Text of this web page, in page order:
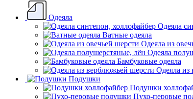
Одеяла
Одеяла
Ватные одеяла
Одеяла из
Одеяла
Бамбуковые одеяла
Одеяла из
Подушки
Подушки
Пухо-перовые